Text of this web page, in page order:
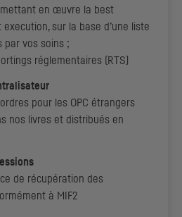
mettant en œuvre la best
execution, sur la base d’une liste
par vos soins ;
réglementaires ( RTS
pour les OPC étrangers
nos livres et distribués en
de récupération des
à MIF2